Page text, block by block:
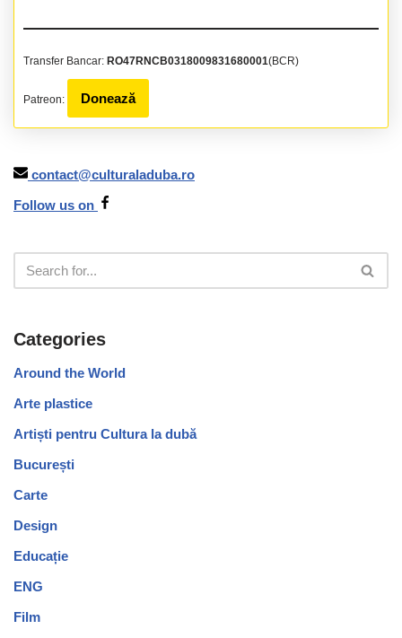
Transfer Bancar: RO47RNCB0318009831680001(BCR)
Patreon: Donează
contact@culturaladuba.ro
Follow us on
Categories
Around the World
Arte plastice
Artiști pentru Cultura la dubă
București
Carte
Design
Educație
ENG
Film